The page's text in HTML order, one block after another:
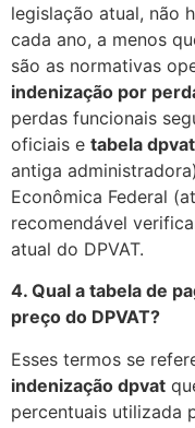
legislação atual, não
cada ano, a menos
são as normativas
indenização por
perdas funcionais
oficiais e tabela
antiga
Econômica Federal
recomendável
atual do DPVAT.
4. Qual a tabela de
preço do DPVAT?
Esses termos se
indenização dpvat
percentuais utilizada